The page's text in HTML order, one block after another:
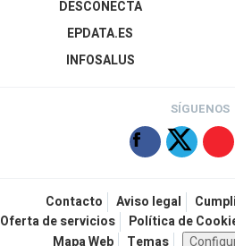
DESCONECTA
EPDATA.ES
INFOSALUS
SÍGUENOS
Contacto Aviso legal
Oferta de servicios
Política de
Mapa Web
Temas